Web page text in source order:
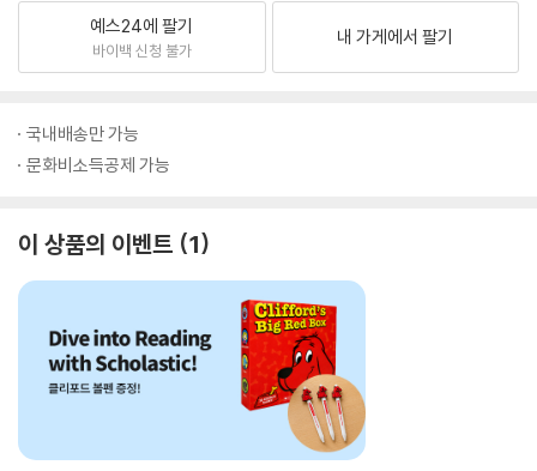
예스24에 팔기
바이백 신청 불가
내 가게에서 팔기
국내배송만 가능
문화비소득공제 가능
이 상품의 이벤트 1